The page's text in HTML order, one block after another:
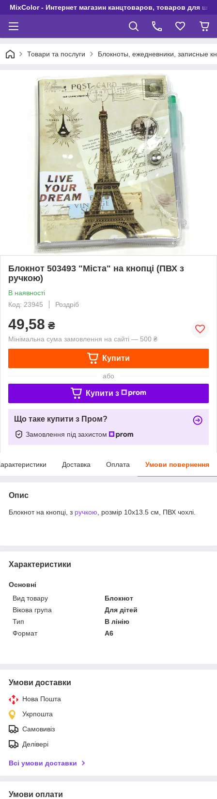
MixColor - Интернет магазин канцтоваров, товаров для
Товари та послуги Блокноты, ежедневники, записные
Блокнот 503493 "Міста" на кнопці (ПВХ з
ручкою)
В наявності
Код: 23945
Роздріб
49,58 ₴
Мінімальна сума замовлення на сайті — 500 ₴
Купити
або
Купити з
Що таке купити з Пром?
Замовлення під захистом
Доставка Оплата Умови повернення
Опис
Блокнот на кнопці, з ручкою , розмір 10x13.5 см, ПВХ чохлі.
Характеристики
Основні
Вид товару
Блокнот
Вікова група
Для дітей
Тип
В лінію
Формат
A6
Умови доставки
Нова Пошта
Укрпошта
Самовивіз
Делівері
Всі умови доставки
Умови оплати